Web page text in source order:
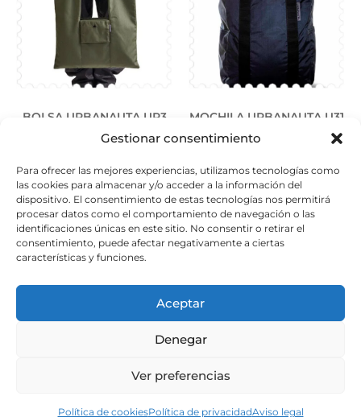
Gestionar consentimiento
Para ofrecer las mejores experiencias, utilizamos tecnologías como
las cookies para almacenar y/o acceder a la información del
dispositivo. El consentimiento de estas tecnologías nos permitirá
procesar datos como el comportamiento de navegación o las
identificaciones únicas en este sitio. No consentir o retirar el
consentimiento, puede afectar negativamente a ciertas
características y funciones.
Aceptar
Denegar
Ver preferencias
Política de cookiesPolítica de privacidadAviso legal
BOLSA URBANAUTA UR3
49,00€
Seleccionar opciones
MOCHILA URBANAUTA U31
99,00
Seleccionar opciones
Español Aviso legal
Política venta y devoluciones
Normas de uso de RR.SS.
Regalos Navidad Barcelona
© B DE BARCELONA. ALL RIGHTS RESERVED.